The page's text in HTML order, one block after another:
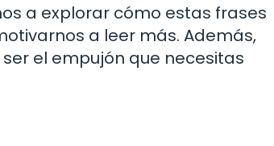
a explorar cómo estas frases
a leer más. Además,
el empujón que necesitas